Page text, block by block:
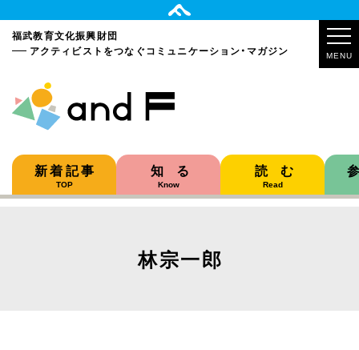
福武教育文化振興財団
アクティビストをつなぐコミュニケーション・マガジン MENU
新着記事
TOP
知る
Know
読む
Read
林宗一郎